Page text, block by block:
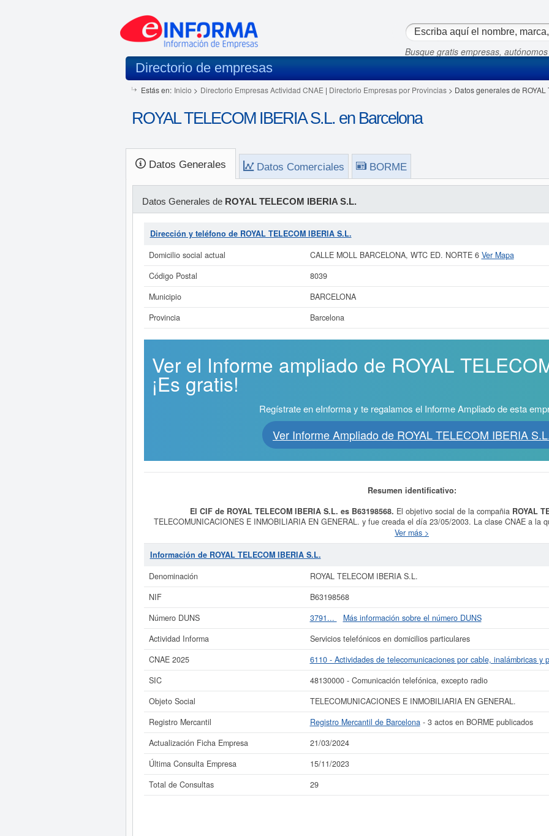
Busque gratis empresas,
Directorio de empresas
Estás en: Inicio > Directorio Empresas Actividad CNAE | Directorio Empresas por Provincias> Datos generales de ROYAL
ROYAL TELECOM IBERIA S.L. en Barcelona
Datos Generales Datos Comerciales BORME
Datos Generales de ROYAL TELECOM IBERIA S.L.
Dirección y teléfono de ROYAL TELECOM IBERIA S.L.
Domicilio social actual
CALLE MOLL BARCELONA, WTC ED. NORTE 6 Ver Mapa
Código Postal
8039
Municipio
BARCELONA
Provincia
Barcelona
Ver el Informe ampliado de ROYAL
¡Es gratis!
Regístrate en eInforma y te regalamos el Informe Ampliado de esta
Ver Informe Ampliado de ROYAL TELECOM IBERIA
Resumen identificativo:
El CIF de ROYAL TELECOM IBERIA S.L. es B63198568. El objetivo social de la compañia ROYAL
TELECOMUNICACIONES E INMOBILIARIA EN GENERAL. y fue creada el día 23/05/2003. La clase CNAE a la
de telecomunicaciones por cable, inalámbricas y por satélite. El número deROYAL TELECOM IBERIA S.L.
Esta empresa acumula 29 consultas, la última se ha producido el 15/11/2023. Consulte en esta página las
relacionadas de su sector pueden optar. La cifra aproximada del capital social de esta empresa es de 3.100
Si está interesado en conocer más datos de la empresa ROYAL TELECOM IBERIA S.L. puede
ROYAL TELECOM IBERIA S.L. y consultar los resultados de sus años de actividad, así como los balances y
La última actualización del informe de empresa se ha realizado el 21/03/2024.
Ver más >
Información de ROYAL TELECOM IBERIA S.L.
Denominación
ROYAL TELECOM IBERIA S.L.
NIF
B63198568
Número DUNS
3791...
Más información sobre el número DUNS
Actividad Informa
Servicios telefónicos en domicilios particulares
CNAE 2025
6110 - Actividades de telecomunicaciones por cable, inalámbricas y
SIC
48130000 - Comunicación telefónica, excepto radio
Objeto Social
TELECOMUNICACIONES E INMOBILIARIA EN GENERAL.
Registro Mercantil
Registro Mercantil de Barcelona- 3 actos en BORME publicados
Actualización Ficha Empresa
21/03/2024
Última Consulta Empresa
15/11/2023
Total de Consultas
29